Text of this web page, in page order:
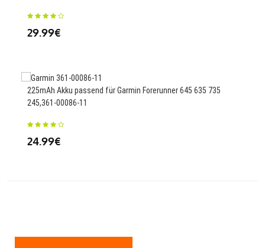
29.99€
225mAh Akku passend für Garmin Forerunner 645 635 735
245,361-00086-11
24.99€